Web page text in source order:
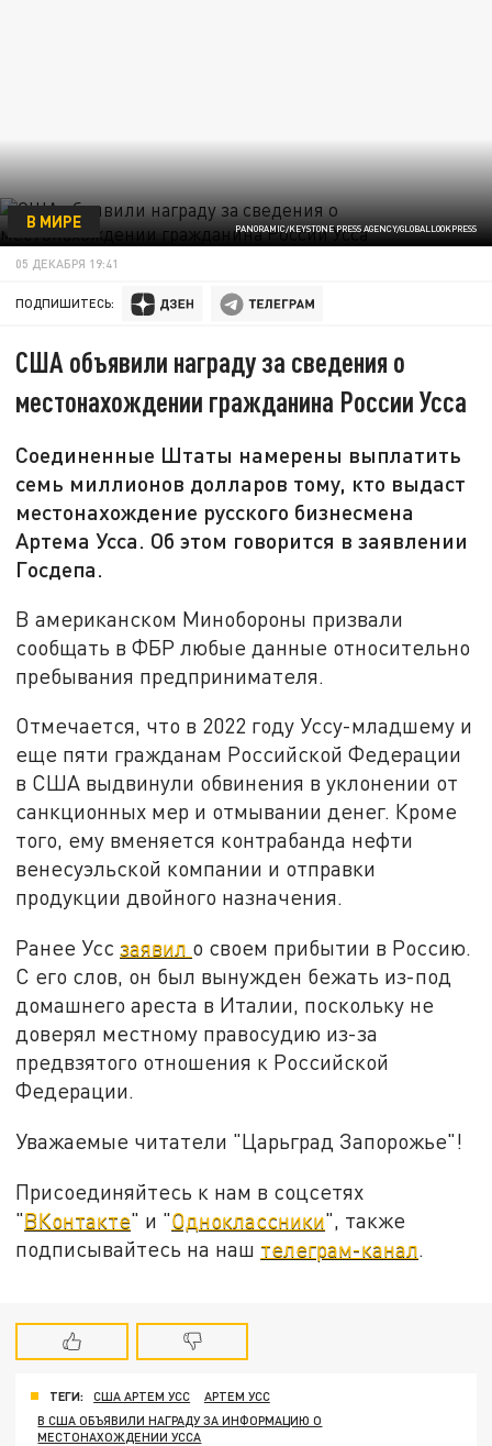
PANORAMIC/KEYSTONE PRESS AGENCY/GLOBALLOOKPRESS
В МИРЕ
05 ДЕКАБРЯ 19:41
ПОДПИШИТЕСЬ:
США объявили награду за сведения о
местонахождении гражданина России Усса
Соединенные Штаты намерены выплатить
семь миллионов долларов тому, кто выдаст
местонахождение русского бизнесмена
Артема Усса. Об этом говорится в заявлении
Госдепа.
В американском Минобороны призвали
сообщать в ФБР любые данные относительно
пребывания предпринимателя.
Отмечается, что в 2022 году Уссу-младшему и
еще пяти гражданам Российской Федерации
в США выдвинули обвинения в уклонении от
санкционных мер и отмывании денег. Кроме
того, ему вменяется контрабанда нефти
венесуэльской компании и отправки
продукции двойного назначения.
Ранее Уссзаявил о своем прибытии в Россию.
С его слов, он был вынужден бежать из-под
домашнего ареста в Италии, поскольку не
доверял местному правосудию из-за
предвзятого отношения к Российской
Федерации.
Уважаемые читатели "Царьград Запорожье"!
Присоединяйтесь к нам в соцсетях
"ВКонтакте" и "Одноклассники", также
подписывайтесь на наш телеграм-канал
ТЕГИ: США АРТЕМ УСС
АРТЕМ УСС
В США ОБЪЯВИЛИ НАГРАДУ ЗА ИНФОРМАЦИЮ О
МЕСТОНАХОЖДЕНИИ УССА